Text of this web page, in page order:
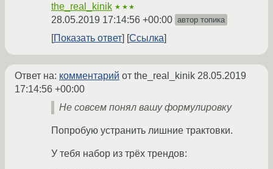
the_real_kinik ★★★
28.05.2019 17:14:56 +00:00 автор топика
Показать ответ Ссылка
Ответ на: комментарий от the_real_kinik 28.05.2019
17:14:56 +00:00
Не совсем понял вашу формулировку
Попробую устранить лишние трактовки.
У тебя набор из трёх трендов: